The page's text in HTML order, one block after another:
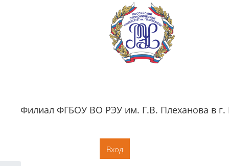
Перейти к основному содержанию
Филиал ФГБОУ ВО РЭУ им. Г.В. Плеханова в г.
Вход